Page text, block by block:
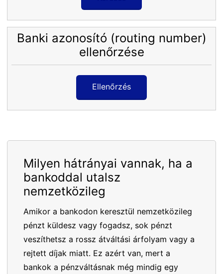
Banki azonosító (routing number)
ellenőrzése
Ellenőrzés
Milyen hátrányai vannak, ha a
bankoddal utalsz
nemzetközileg
Amikor a bankodon keresztül nemzetközileg
pénzt küldesz vagy fogadsz, sok pénzt
veszíthetsz a rossz átváltási árfolyam vagy a
rejtett díjak miatt. Ez azért van, mert a
bankok a pénzváltásnak még mindig egy